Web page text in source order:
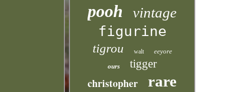
pooh vintage
figurine
tigrou walt
eeyore
ours
tigger
christopher rare